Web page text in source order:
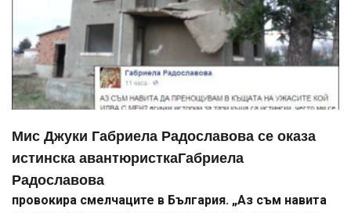
Мис Джуки Габриела Радославова се оказа
истинска авантюристкаГабриела
Радославова
провокира смелчаците в България. „Аз съм навита